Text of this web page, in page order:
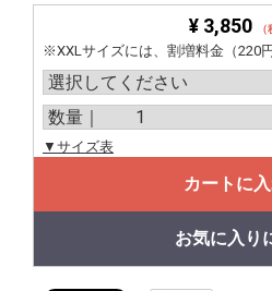
¥ 3,850
※XXLサイズには、割増料金（220
▼サイズ表
カートに
お気に入り